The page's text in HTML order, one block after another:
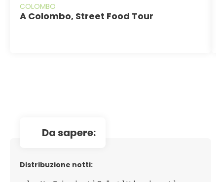
COLOMBO
A Colombo, Street Food Tour
da sapere:
Distribuzione notti: